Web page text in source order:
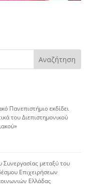
Αναζήτηση
Πανεπιστήμιο εκδίδει
του Διεπιστημονικού
μεταξύ του
Επιχειρήσεων
Ελλάδας